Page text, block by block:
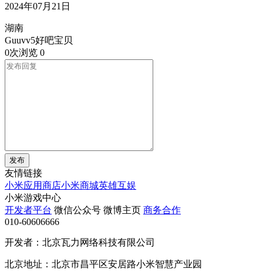
2024年07月21日
湖南
Guuvv5好吧宝贝
0次浏览 0
发布
友情链接
小米应用商店小米商城英雄互娱
小米游戏中心
开发者平台 微信公众号 微博主页 商务合作
010-60606666
开发者：北京瓦力网络科技有限公司
北京地址：北京市昌平区安居路小米智慧产业园